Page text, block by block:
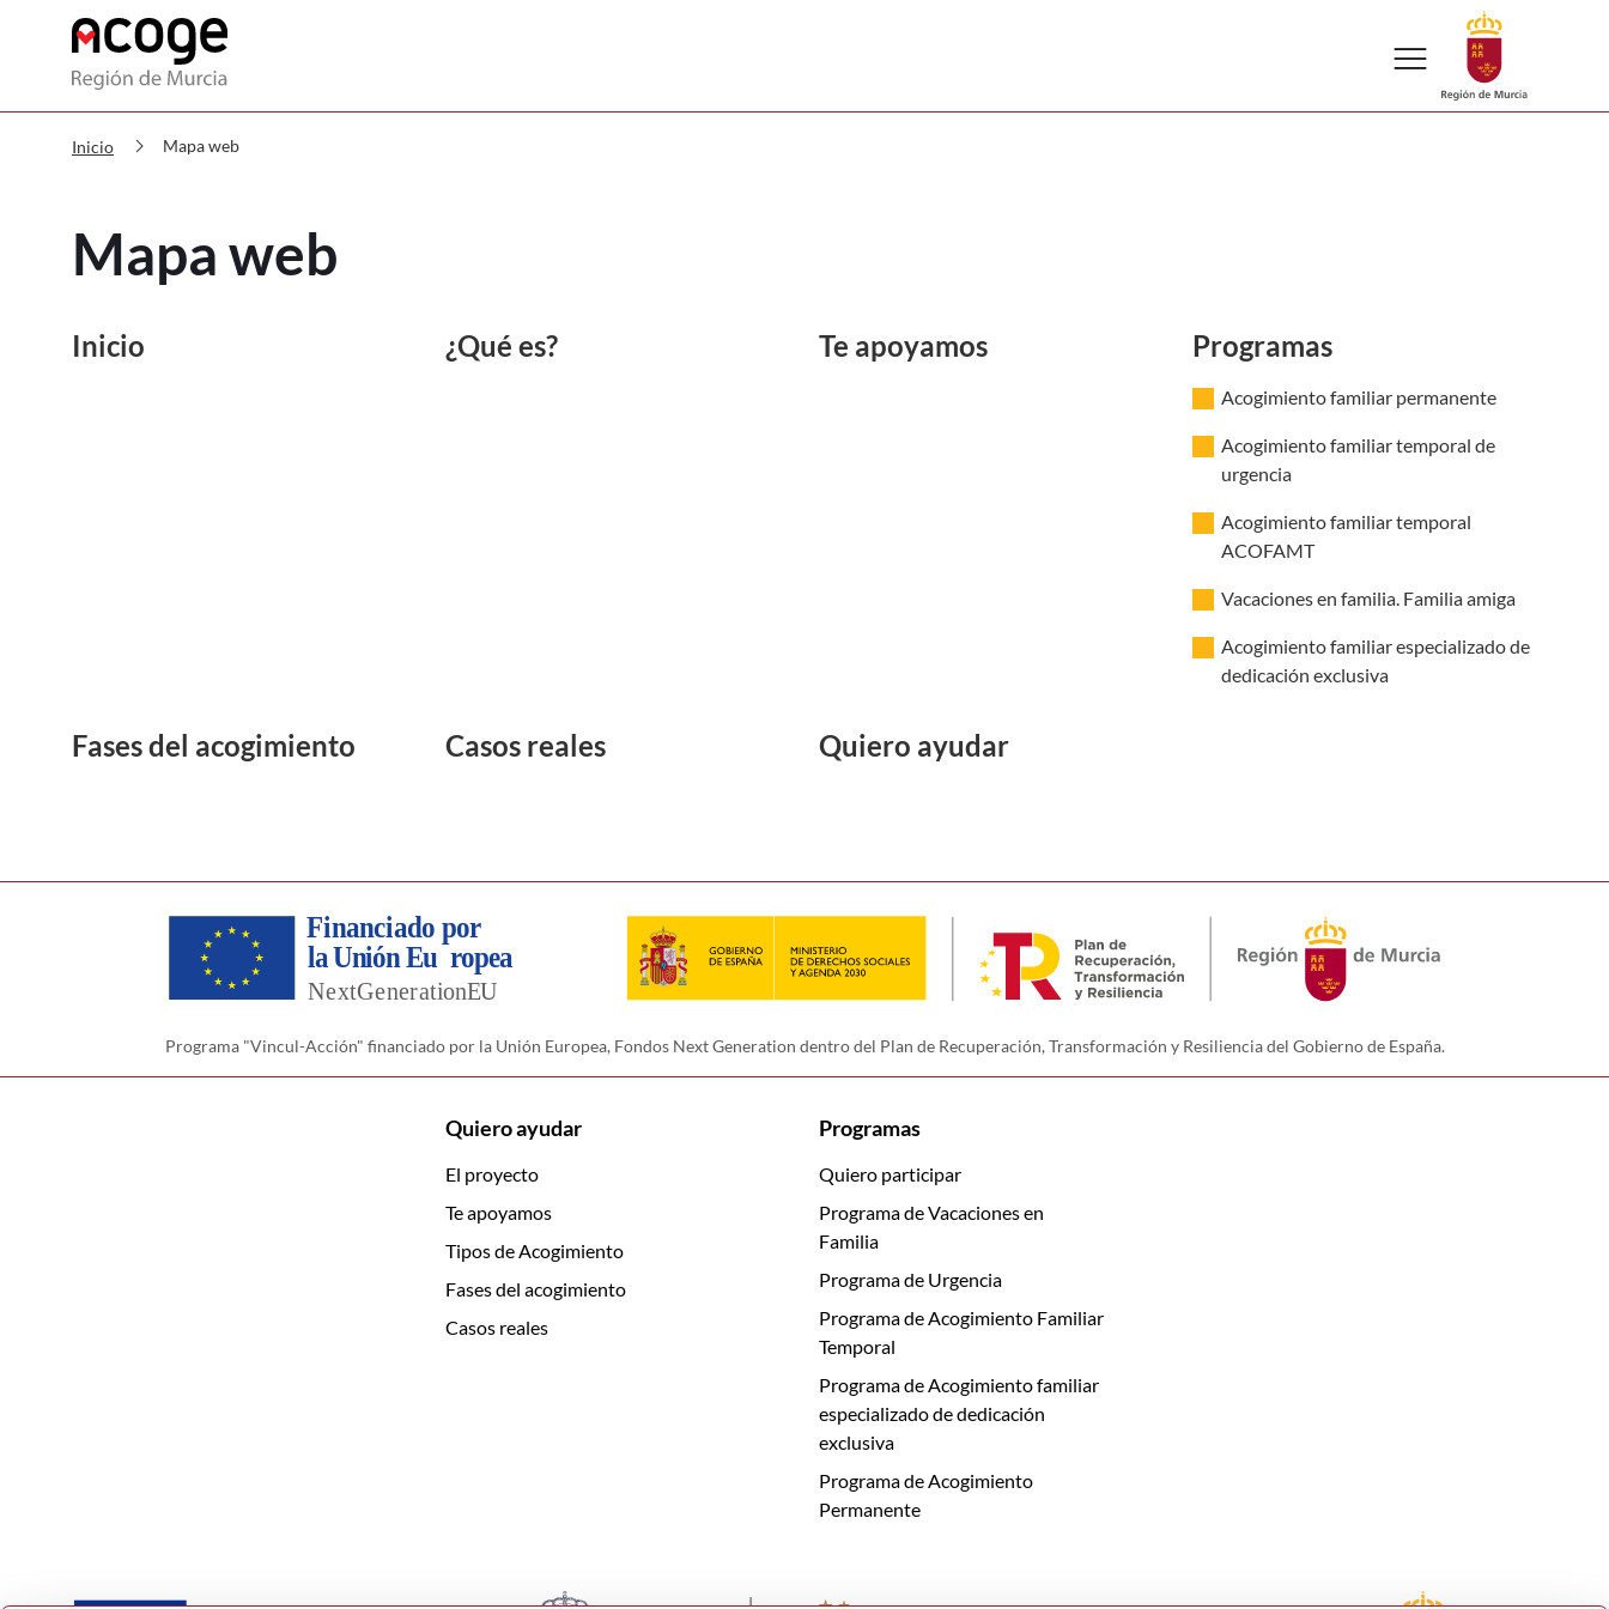
ACOGE CARM Mapa web menu
Inicio chevron_right Mapa web
Mapa web
Inicio ¿Qué es? Te apoyamos Programas
Acogimiento familiar permanente
Acogimiento familiar temporal de
urgencia
Acogimiento familiar temporal
ACOFAMT
Vacaciones en familia. Familia amiga
Acogimiento familiar especializado de
dedicación exclusiva
Fases del acogimiento Casos reales Quiero ayudar
Programa "Vincul-Acción" financiado por la Unión Europea, Fondos Next Generation dentro del Plan de Recuperación, Transformación y Resiliencia del Gobierno de España.
Quiero ayudar
El proyecto
Te apoyamos
Tipos de Acogimiento
Fases del acogimiento
Casos reales
Programas
Quiero participar
Programa de Vacaciones en
Familia
Programa de Urgencia
Programa de Acogimiento Familiar
Temporal
Programa de Acogimiento familiar
especializado de dedicación
exclusiva
Programa de Acogimiento
Permanente